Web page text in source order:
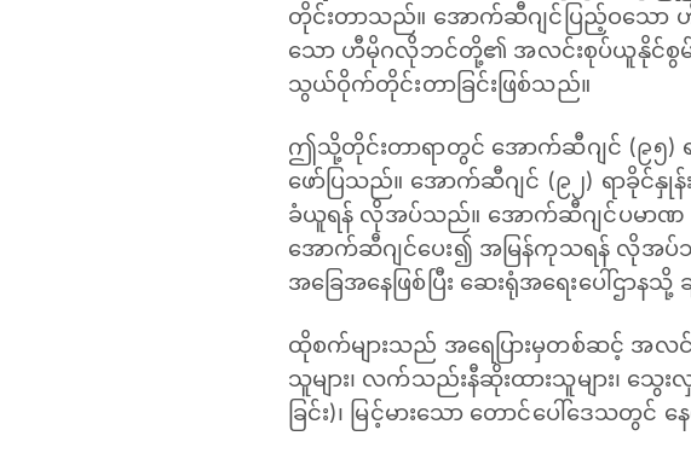
တိုင်းတာသည်။ အောက်ဆီဂျင်ပြည့်ဝသော ဟီ
သော ဟီမိုဂလိုဘင်တို့၏ အလင်းစုပ်ယူနိုင်စွမ်း
သွယ်ဝိုက်တိုင်းတာခြင်းဖြစ်သည်။
ဤသို့တိုင်းတာရာတွင် အောက်ဆီဂျင် (၉၅)
ဖော်ပြသည်။ အောက်ဆီဂျင် (၉၂) ရာခိုင်
ခံယူရန် လိုအပ်သည်။ အောက်ဆီဂျင်ပမာဏ (၉
အောက်ဆီဂျင်ပေး၍ အမြန်ကုသရန် လိုအပ်သ
အခြေအနေဖြစ်ပြီး ဆေးရုံအရေးပေါ်ဌ
ထိုစက်များသည် အရေပြားမှတစ်ဆင့် အလင်း
သူများ၊ လက်သည်းနီဆိုးထားသူများ၊ သွေ
ခြင်း)၊ မြင့်မားသော တောင်ပေါ်ဒေသ